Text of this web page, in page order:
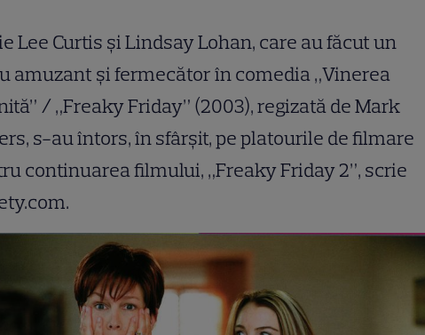
Lee Curtis și Lindsay Lohan, care au făcut un
amuzant și fermecător în comedia „Vinerea
/„Freaky Friday” (2003), regizată de Mark
s-au întors, în sfârșit, pe platourile de filmare
continuarea filmului, „Freaky Friday 2”, scrie